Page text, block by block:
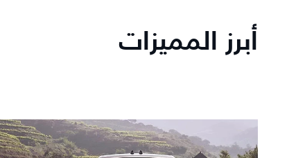
أبرز المميزات